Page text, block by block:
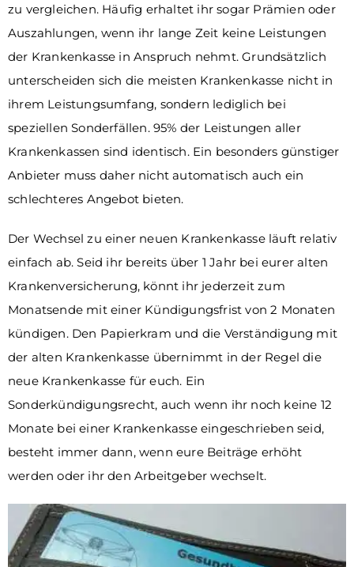
zu vergleichen. Häufig erhaltet ihr sogar Prämien oder
Auszahlungen, wenn ihr lange Zeit keine Leistungen
der Krankenkasse in Anspruch nehmt. Grundsätzlich
unterscheiden sich die meisten Krankenkasse nicht in
ihrem Leistungsumfang, sondern lediglich bei
speziellen Sonderfällen. 95% der Leistungen aller
Krankenkassen sind identisch. Ein besonders günstiger
Anbieter muss daher nicht automatisch auch ein
schlechteres Angebot bieten.
Der Wechsel zu einer neuen Krankenkasse läuft relativ
einfach ab. Seid ihr bereits über 1 Jahr bei eurer alten
Krankenversicherung, könnt ihr jederzeit zum
Monatsende mit einer Kündigungsfrist von 2 Monaten
kündigen. Den Papierkram und die Verständigung mit
der alten Krankenkasse übernimmt in der Regel die
neue Krankenkasse für euch. Ein
Sonderkündigungsrecht, auch wenn ihr noch keine 12
Monate bei einer Krankenkasse eingeschrieben seid,
besteht immer dann, wenn eure Beiträge erhöht
werden oder ihr den Arbeitgeber wechselt.